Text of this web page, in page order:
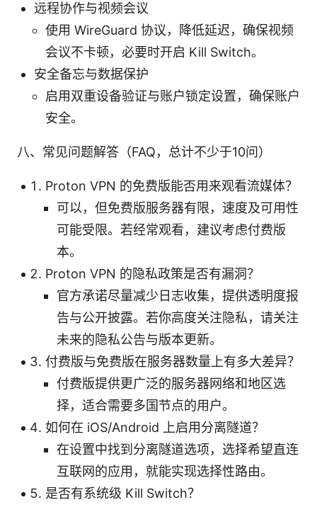
远程协作与视频会议
使用 WireGuard 协议，降低延迟，确保视频
会议不卡顿，必要时开启 Kill Switch。
安全备忘与数据保护
启用双重设备验证与账户锁定设置，确保账户
安全。
八、常见问题解答（FAQ，总计不少于10问）
Proton VPN 的免费版能否用来观看流媒体？
可以，但免费版服务器有限，速度及可用性
可能受限。若经常观看，建议考虑付费版
本。
Proton VPN 的隐私政策是否有漏洞？
官方承诺尽量减少日志收集，提供透明度报
告与公开披露。若你高度关注隐私，请关注
未来的隐私公告与版本更新。
付费版与免费版在服务器数量上有多大差异？
付费版提供更广泛的服务器网络和地区选
择，适合需要多国节点的用户。
如何在 iOS/Android 上启用分离隧道？
在设置中找到分离隧道选项，选择希望直连
互联网的应用，就能实现选择性路由。
是否有系统级 Kill Switch？